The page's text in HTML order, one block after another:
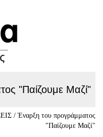
"Παίζουμε Μαζί"
/Έναρξη του προγράμματος
"Παίζουμε Μαζί"